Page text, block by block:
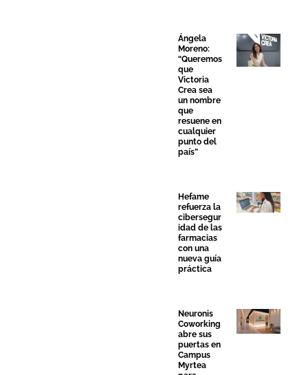
Ángela
Moreno:
“Queremos
que
Victoria
Crea sea
un nombre
que
resuene en
cualquier
punto del
país”
Hefame
refuerza la
cibersegur
idad de las
farmacias
con una
nueva guía
práctica
Neuronis
Coworking
abre sus
puertas en
Campus
Myrtea